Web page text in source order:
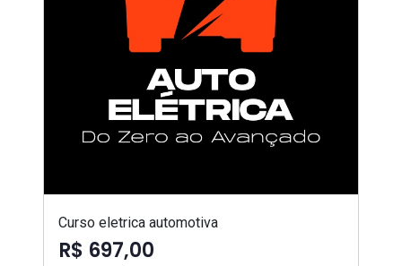
Curso eletrica automotiva
R$ 697,00